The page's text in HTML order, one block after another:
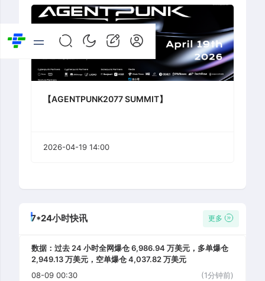
【AGENTPUNK2077 SUMMIT】
2026-04-19 14:00
7*24小时快讯 更多
数据：过去 24 小时全网爆仓 6,986.94 万美元，多单爆仓
2,949.13 万美元，空单爆仓 4,037.82 万美元
08-09 00:30
(1分钟前)